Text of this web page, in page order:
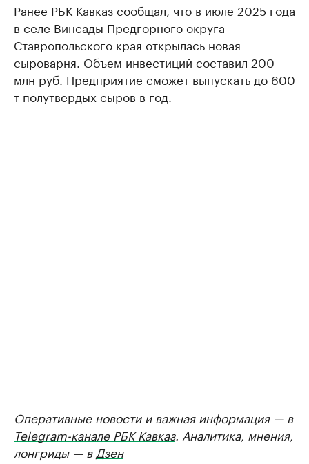
Ранее РБК Кавказсообщал , что в июле 2025 года
в селе Винсады Предгорного округа
Ставропольского края открылась новая
сыроварня. Объем инвестиций составил 200
млн руб. Предприятие сможет выпускать до 600
т полутвердых сыров в год.
Оперативные новости и важная информация — в
Telegram-канале РБК Кавказ. Аналитика, мнения,
лонгриды — в Дзен